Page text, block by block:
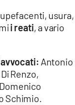
usura,
i reati, a vario
Antonio
Renzo,
Schimio.